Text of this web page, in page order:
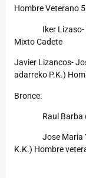
Hombre Veterano
Iker Lizaso-
Mixto Cadete
Javier Lizancos-
adarreko P.K.)
Bronce:
Raul Barba
Jose Maria
K.K.) Hombre